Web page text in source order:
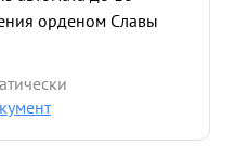
орденом Славы